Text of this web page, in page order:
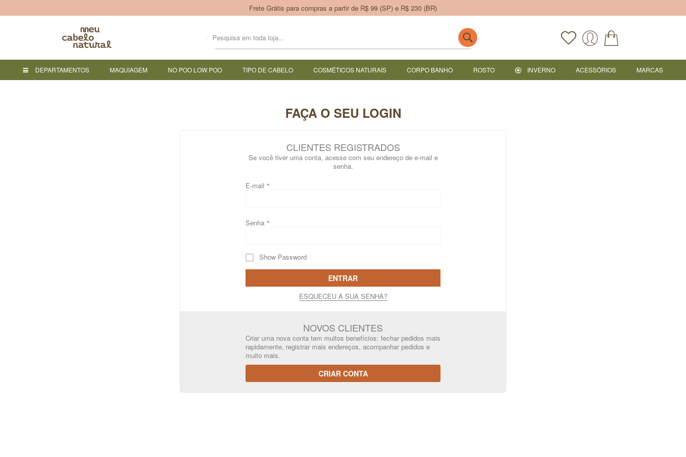
Frete Grátis para compras a partir de R$ 99 (SP) e R$ 230 (BR)
DEPARTAMENTOS MAQUIAGEM NO POO LOW POO TIPO DE CABELO COSMÉTICOS NATURAIS CORPO BANHO ROSTO INVERNO ACESSÓRIOS MARCAS
FAÇA O SEU LOGIN
CLIENTES REGISTRADOS
Se você tiver uma conta, acesse com seu endereço de e-mail e
senha.
E-mail
Senha
Show Password
ENTRAR
ESQUECEU A SUA SENHA?
NOVOS CLIENTES
Criar uma nova conta tem muitos benefícios: fechar pedidos mais
rapidamente, registrar mais endereços, acompanhar pedidos e
muito mais.
CRIAR CONTA